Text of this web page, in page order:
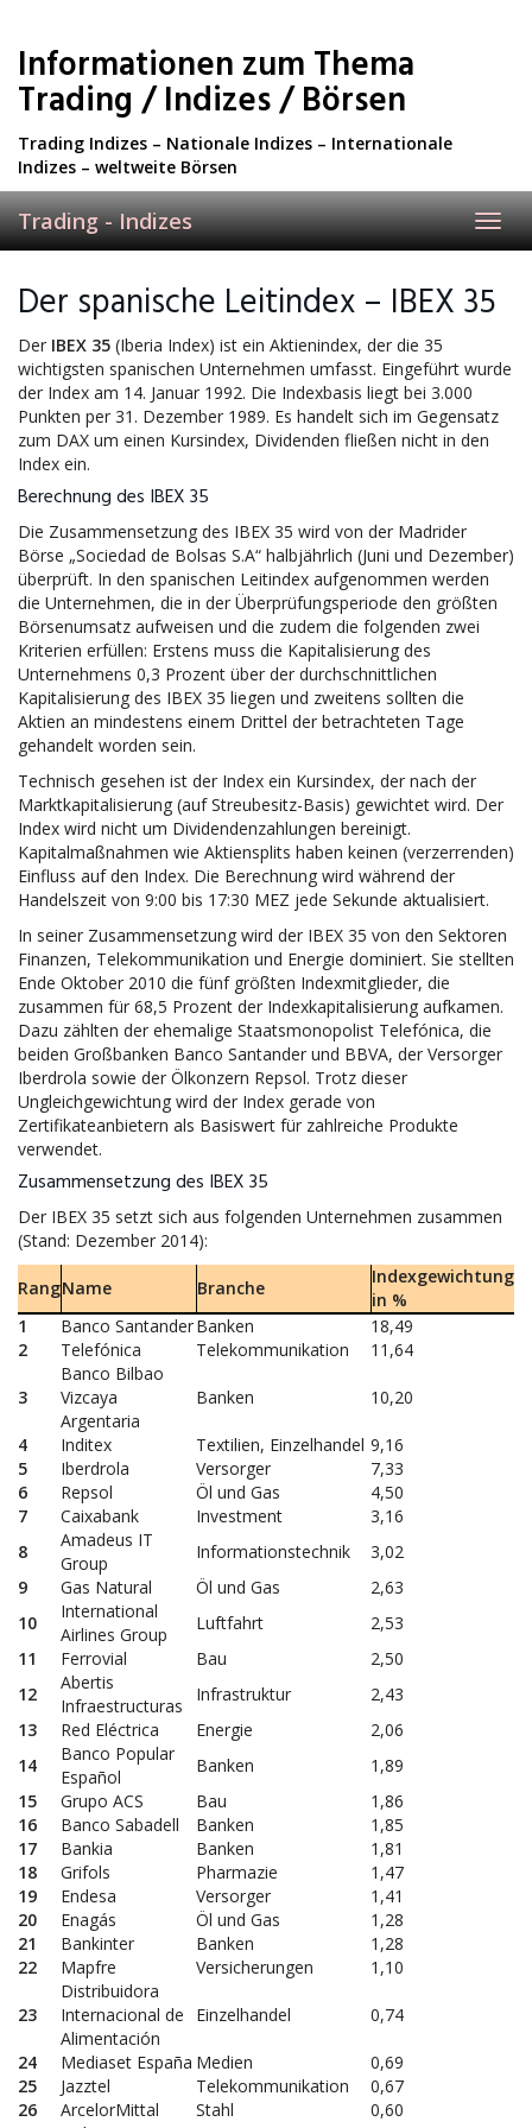
main
content
Informationen zum Thema
Trading / Indizes / Börsen
Trading Indizes – Nationale Indizes – Internationale
Indizes – weltweite Börsen
Trading - Indizes
Der spanische Leitindex – IBEX 35
Der IBEX 35 (Iberia Index) ist ein Aktienindex, der die 35
wichtigsten spanischen Unternehmen umfasst. Eingeführt wurde
der Index am 14. Januar 1992. Die Indexbasis liegt bei 3.000
Punkten per 31. Dezember 1989. Es handelt sich im Gegensatz
zum DAX um einen Kursindex, Dividenden fließen nicht in den
Index ein.
Berechnung des IBEX 35
Die Zusammensetzung des IBEX 35 wird von der Madrider
Börse „Sociedad de Bolsas S.A“ halbjährlich (Juni und Dezember)
überprüft. In den spanischen Leitindex aufgenommen werden
die Unternehmen, die in der Überprüfungsperiode den größten
Börsenumsatz aufweisen und die zudem die folgenden zwei
Kriterien erfüllen: Erstens muss die Kapitalisierung des
Unternehmens 0,3 Prozent über der durchschnittlichen
Kapitalisierung des IBEX 35 liegen und zweitens sollten die
Aktien an mindestens einem Drittel der betrachteten Tage
gehandelt worden sein.
Technisch gesehen ist der Index ein Kursindex, der nach der
Marktkapitalisierung (auf Streubesitz-Basis) gewichtet wird. Der
Index wird nicht um Dividendenzahlungen bereinigt.
Kapitalmaßnahmen wie Aktiensplits haben keinen (verzerrenden)
Einfluss auf den Index. Die Berechnung wird während der
Handelszeit von 9:00 bis 17:30 MEZ jede Sekunde aktualisiert.
In seiner Zusammensetzung wird der IBEX 35 von den Sektoren
Finanzen, Telekommunikation und Energie dominiert. Sie stellten
Ende Oktober 2010 die fünf größten Indexmitglieder, die
zusammen für 68,5 Prozent der Indexkapitalisierung aufkamen.
Dazu zählten der ehemalige Staatsmonopolist Telefónica, die
beiden Großbanken Banco Santander und BBVA, der Versorger
Iberdrola sowie der Ölkonzern Repsol. Trotz dieser
Ungleichgewichtung wird der Index gerade von
Zertifikateanbietern als Basiswert für zahlreiche Produkte
verwendet.
Zusammensetzung des IBEX 35
Der IBEX 35 setzt sich aus folgenden Unternehmen zusammen
(Stand: Dezember 2014):
RangName Branche
Indexgewichtung
in %
1
Banco SantanderBanken
18,49
2
Telefónica Telekommunikation 11,64
3
Banco Bilbao
Vizcaya
Argentaria
Banken 10,20
4 Inditex Textilien, Einzelhandel 9,16
5
Iberdrola Versorger
7,33
6
Repsol Öl und Gas
4,50
7
Caixabank Investment
3,16
8
Amadeus IT
Group
Informationstechnik
3,02
9
Gas Natural Öl und Gas
2,63
10
International
Airlines Group
Luftfahrt
2,53
11
Ferrovial Bau
2,50
12
Abertis
Infraestructuras
Infrastruktur
2,43
13
Red Eléctrica Energie
2,06
14
Banco Popular
Español
Banken
1,89
15
Grupo ACS Bau
1,86
16
Banco Sabadell Banken
1,85
17
Bankia Banken
1,81
18
Grifols Pharmazie
1,47
19
Endesa Versorger
1,41
20
Enagás Öl und Gas
1,28
21
Bankinter Banken
1,28
22
Mapfre Versicherungen 1,10
23
Distribuidora
Internacional de
Alimentación
Einzelhandel 0,74
24 Mediaset España Medien
0,69
25
Jazztel Telekommunikation
0,67
26
ArcelorMittal Stahl
0,60